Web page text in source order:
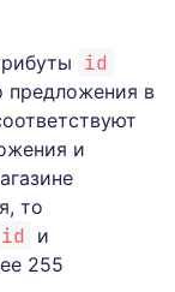
id
предложения в
и
то
id
и
255